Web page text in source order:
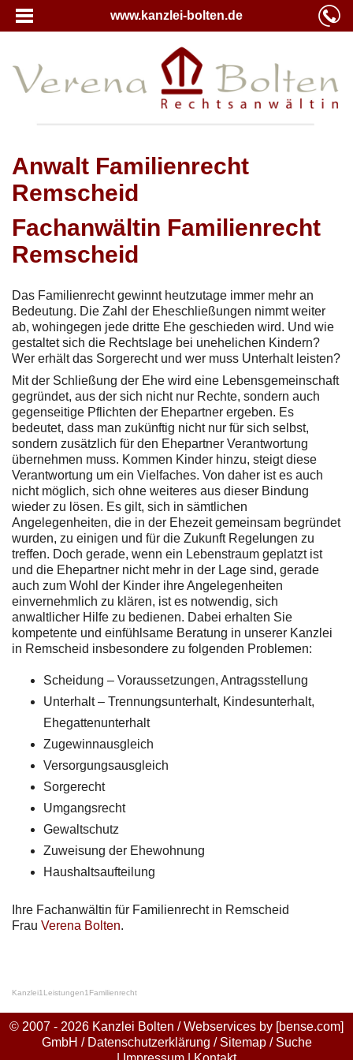
www.kanzlei-bolten.de
Anwalt Familienrecht
Remscheid
Fachanwältin Familienrecht
Remscheid
Das Familienrecht gewinnt heutzutage immer mehr an
Bedeutung. Die Zahl der Eheschließungen nimmt weiter
ab, wohingegen jede dritte Ehe geschieden wird. Und wie
gestaltet sich die Rechtslage bei unehelichen Kindern?
Wer erhält das Sorgerecht und wer muss Unterhalt leisten?
Mit der Schließung der Ehe wird eine Lebensgemeinschaft
gegründet, aus der sich nicht nur Rechte, sondern auch
gegenseitige Pflichten der Ehepartner ergeben. Es
bedeutet, dass man zukünftig nicht nur für sich selbst,
sondern zusätzlich für den Ehepartner Verantwortung
übernehmen muss. Kommen Kinder hinzu, steigt diese
Verantwortung um ein Vielfaches. Von daher ist es auch
nicht möglich, sich ohne weiteres aus dieser Bindung
wieder zu lösen. Es gilt, sich in sämtlichen
Angelegenheiten, die in der Ehezeit gemeinsam begründet
wurden, zu einigen und für die Zukunft Regelungen zu
treffen. Doch gerade, wenn ein Lebenstraum geplatzt ist
und die Ehepartner nicht mehr in der Lage sind, gerade
auch zum Wohl der Kinder ihre Angelegenheiten
einvernehmlich zu klären, ist es notwendig, sich
anwaltlicher Hilfe zu bedienen. Dabei erhalten Sie
kompetente und einfühlsame Beratung in unserer Kanzlei
in Remscheid insbesondere zu folgenden Problemen:
Scheidung – Voraussetzungen, Antragsstellung
Unterhalt – Trennungsunterhalt, Kindesunterhalt,
Ehegattenunterhalt
Zugewinnausgleich
Versorgungsausgleich
Sorgerecht
Umgangsrecht
Gewaltschutz
Zuweisung der Ehewohnung
Haushaltsaufteilung
Ihre Fachanwältin für Familienrecht in Remscheid
Frau Verena Bolten.
Kanzlei1 Leistungen1 Familienrecht
© 2007 - 2026 Kanzlei Bolten / Webservices by [bense.com]
GmbH / Datenschutzerklärung / Sitemap/ Suche